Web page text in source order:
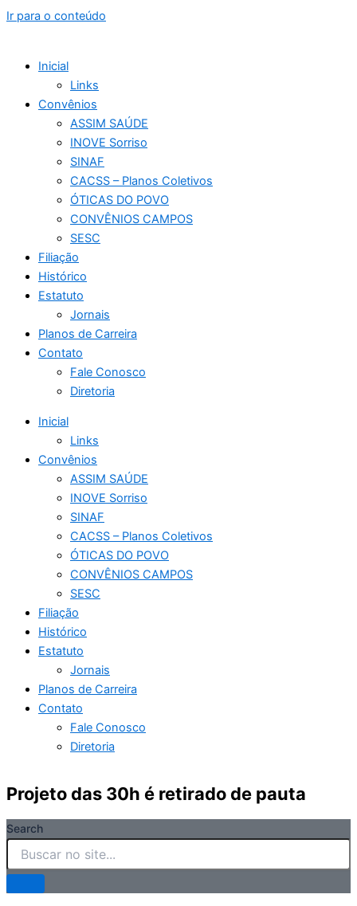
Ir para o conteúdo
Inicial
Links
Convênios
ASSIM SAÚDE
INOVE Sorriso
SINAF
CACSS – Planos Coletivos
ÓTICAS DO POVO
CONVÊNIOS CAMPOS
SESC
Filiação
Histórico
Estatuto
Jornais
Planos de Carreira
Contato
Fale Conosco
Diretoria
Inicial
Links
Convênios
ASSIM SAÚDE
INOVE Sorriso
SINAF
CACSS – Planos Coletivos
ÓTICAS DO POVO
CONVÊNIOS CAMPOS
SESC
Filiação
Histórico
Estatuto
Jornais
Planos de Carreira
Contato
Fale Conosco
Diretoria
Projeto das 30h é retirado de pauta
Search